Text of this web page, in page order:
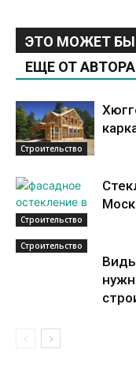
ЭТО МОЖЕТ
ЕЩЕ ОТ АВТОРА
Строительство
Строительство
Строительство